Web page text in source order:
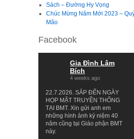
Sách – Đường Hy Vọng
Chúc Mừng Năm Mới 2023 –
Mão
Facebook
Gia Đình Lâm
Bích
4 weeks ago
22.7.2026. SẮP ĐẾN NGÀY
HỌP MẶT TRUYỀN THỐNG
TẠI BMT. Xin gửi anh em
những hình ảnh kỷ niệm 40
năm cũng tại Giáo phận BMT
này.